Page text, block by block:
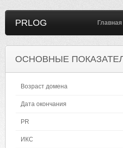
PRLOG Главная
ОСНОВНЫЕ
Возраст домена
Дата окончания
PR
ИКС